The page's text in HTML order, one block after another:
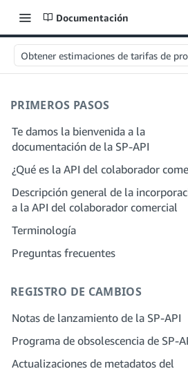
Documentación
Obtener estimaciones de tarifas de
PRIMEROS PASOS
Te damos la bienvenida a la
documentación de la SP-API
¿Qué es la API del colaborador
Descripción general de la
a la API del colaborador comercial
Incorporación como desarrollador
Paso 4: Registra una aplicación de
entorno aislado
Paso 5: Realiza tu primera
Incorporación como proveedor de
servicios
y permisos para proveedores de
servicios
Paso 2: Crea una cuenta en el
proveedores de soluciones para tu
empresa
Terminología
Preguntas frecuentes
SP-API
proveedores de soluciones
REGISTRO DE CAMBIOS
Notas de lanzamiento de la SP-API
Programa de obsolescencia de SP-
Actualizaciones de metadatos del